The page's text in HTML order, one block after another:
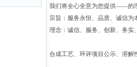
我们将全心全意为您提供——的
宗旨：服务永恒、品质、诚信
理念：诚信、服务、创新、务实
合成工艺、环评项目公示、溶解